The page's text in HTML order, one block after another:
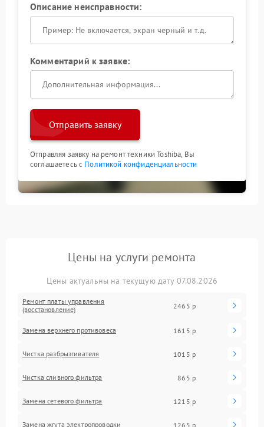
Описание неисправности:
Комментарий к заявке:
Отправить заявку
Отправляя заявку на ремонт техники Toshiba, Вы
соглашаетесь с Политикой конфиденциальности
Цены на услуги ремонта
Цены актуальны на текущую дату 07.08.2026
Ремонт платы управления
(восстановление)
2465 р
Замена верхнего противовеса 1615 р
Чистка разбрызгивателя 1015 р
Чистка сливного фильтра 865 р
Замена сетевого фильтра 1215 р
Замена жгута электропроводки 1265 р